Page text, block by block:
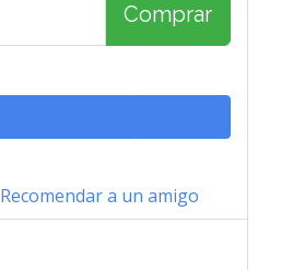
Comprar
Recomendar a un amigo